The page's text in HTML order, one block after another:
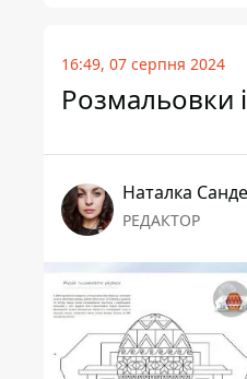
16:49, 07 серпня 2024
Розмальовки
Наталка
РЕДАКТОР